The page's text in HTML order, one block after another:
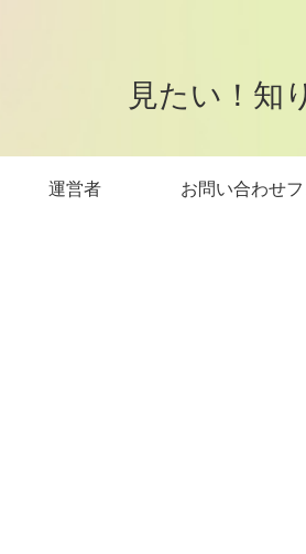
logです。 当サイトは
見たい！知
運営者 お問い合わせ